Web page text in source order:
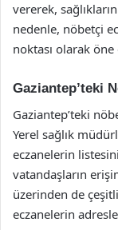
vererek,
nedenle, nöbetçi
noktası olarak öne
Gaziantep’teki
Gaziantep’teki
Yerel sağlık
eczanelerin
vatandaşların
üzerinden de
eczanelerin